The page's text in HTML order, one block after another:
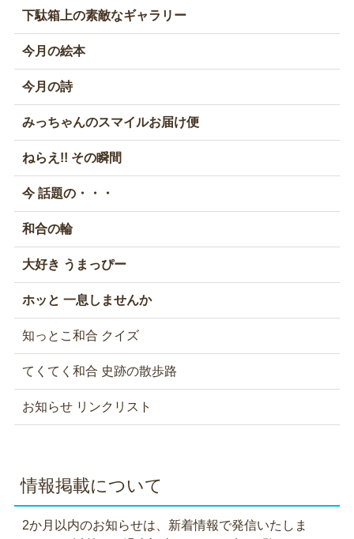
下駄箱上の素敵なギャラリー
今月の絵本
今月の詩
みっちゃんのスマイルお届け便
ねらえ!! その瞬間
今 話題の・・・
和合の輪
大好き うまっぴー
ホッと 一息しませんか
知っとこ和合 クイズ
てくてく和合 史跡の散歩路
お知らせ リンクリスト
情報掲載について
2か月以内のお知らせは、新着情報で発信いたしま